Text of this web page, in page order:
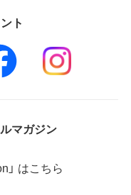
ト
マガジン
」 はこちら